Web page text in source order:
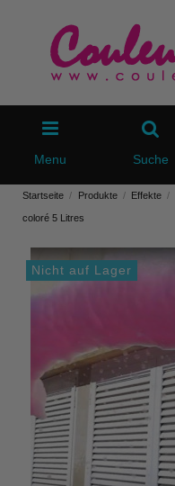
Menu Suche
Startseite Produkte Effekte
coloré 5 Litres
Nicht auf Lager